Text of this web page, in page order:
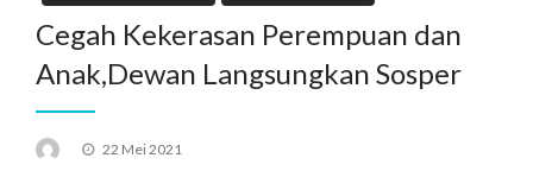
Cegah Kekerasan Perempuan dan
Anak,Dewan Langsungkan Sosper
Posted
22 Mei 2021